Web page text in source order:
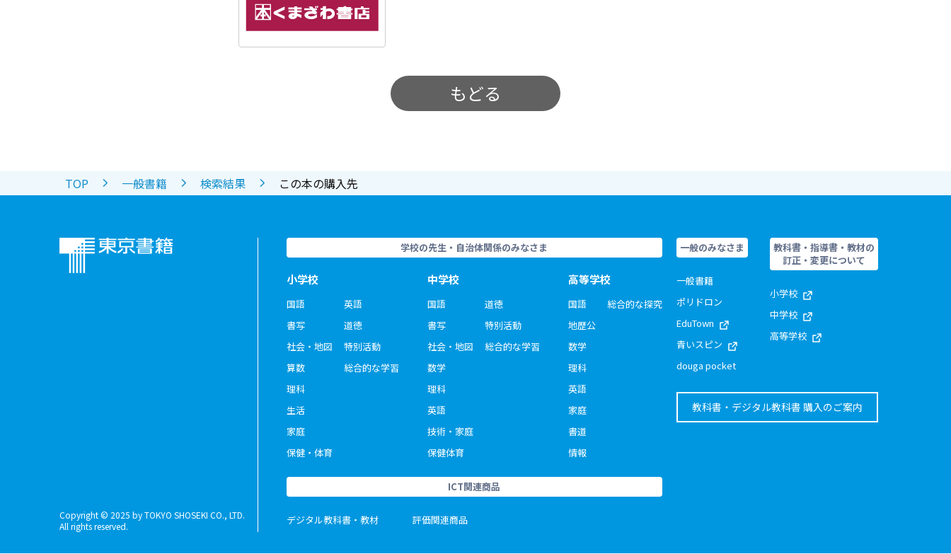
もどる
TOP 一般書籍 検索結果 この本の購入先
Copyright © 2025 by TOKYO SHOSEKI CO., LTD.
All rights reserved.
学校の先生・自治体関係のみなさま
小学校
国語
書写
社会・地図
算数
理科
生活
家庭
保健・体育
英語
道徳
特別活動
総合的な学習
中学校
国語
書写
社会・地図
数学
理科
英語
技術・家庭
保健体育
道徳
特別活動
総合的な学習
高等学校
国語
地歴公
数学
理科
英語
家庭
書道
情報
総合的な探究
ICT関連商品
デジタル教科書・教材 評価関連商品
一般のみなさま
一般書籍
ポリドロン
EduTown
青いスピン
douga pocket
教科書・指導書・教材の
訂正・変更について
小学校
中学校
高等学校
教科書・デジタル教科書 購入のご案内